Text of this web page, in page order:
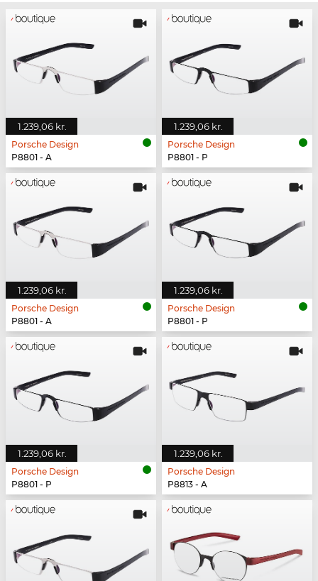
1.239,06 kr.
Porsche Design
P8801 - A
1.239,06 kr.
Porsche Design
P8801 - P
1.239,06 kr.
Porsche Design
P8801 - A
1.239,06 kr.
Porsche Design
P8801 - P
1.239,06 kr.
Porsche Design
P8801 - P
1.239,06 kr.
Porsche Design
P8813 - A